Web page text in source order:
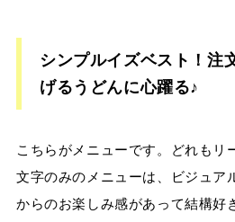
シンプルイズベスト！注
げるうどんに心躍る♪
こちらがメニューです。どれもリ
文字のみのメニューは、ビジュア
からのお楽しみ感があって結構好